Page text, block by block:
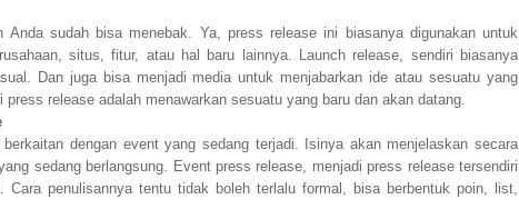
Anda sudah bisa menebak. Ya, press release ini biasanya digunakan untuk
situs, fitur, atau hal baru lainnya. Launch release, sendiri biasanya
Dan juga bisa menjadi media untuk menjabarkan ide atau sesuatu yang
press release adalah menawarkan sesuatu yang baru dan akan datang.
dengan event yang sedang terjadi. Isinya akan menjelaskan secara
sedang berlangsung. Event press release, menjadi press release tersendiri
Cara penulisannya tentu tidak boleh terlalu formal, bisa berbentuk poin, list,